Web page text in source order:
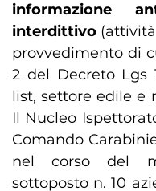
informazione
interdittivo
provvedimento di
2 del Decreto Lgs
list, settore edile e
Il Nucleo
Comando
nel corso del
sottoposto n. 10